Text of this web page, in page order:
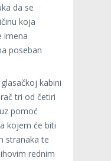
da se
koja
imena
poseban
kabini
tri od četiri
pomoć
kojem će biti
stranaka te
rednim